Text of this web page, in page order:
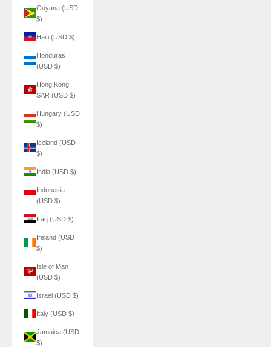
Guyana (USD
$)
Haiti (USD $)
Honduras
(USD $)
Hong Kong
SAR (USD $)
Hungary (USD
$)
Iceland (USD
$)
India (USD $)
Indonesia
(USD $)
Iraq (USD $)
Ireland (USD
$)
Isle of Man
(USD $)
Israel (USD $)
Italy (USD $)
Jamaica (USD
$)